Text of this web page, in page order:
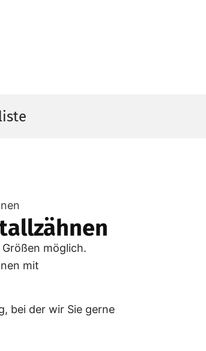
möglich.
mit
bei der wir Sie gerne